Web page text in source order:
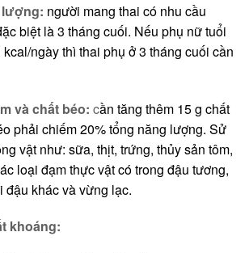
lượng: người mang thai có nhu cầu
biệt là 3 tháng cuối. Nếu phụ nữ tuổi
ngày thì thai phụ ở 3 tháng cuối cần
và chất béo: cần tăng thêm 15 g chất
phải chiếm 20% tổng năng lượng. Sử
vật như: sữa, thịt, trứng, thủy sản tôm,
loại đạm thực vật có trong đậu tương,
đậu khác và vừng lạc.
khoáng: